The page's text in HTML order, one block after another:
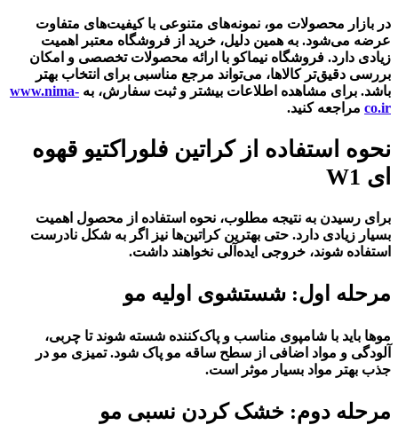
در بازار محصولات مو، نمونه‌های متنوعی با کیفیت‌های متفاوت
عرضه می‌شود. به همین دلیل، خرید از فروشگاه معتبر اهمیت
زیادی دارد. فروشگاه نیماکو با ارائه محصولات تخصصی و امکان
بررسی دقیق‌تر کالاها، می‌تواند مرجع مناسبی برای انتخاب بهتر
باشد. برای مشاهده اطلاعات بیشتر و ثبت سفارش، به www.nima-
co.ir مراجعه کنید.
نحوه استفاده از کراتین فلوراکتیو قهوه
ای W1
برای رسیدن به نتیجه مطلوب، نحوه استفاده از محصول اهمیت
بسیار زیادی دارد. حتی بهترین کراتین‌ها نیز اگر به شکل نادرست
استفاده شوند، خروجی ایده‌آلی نخواهند داشت.
مرحله اول: شستشوی اولیه مو
موها باید با شامپوی مناسب و پاک‌کننده شسته شوند تا چربی،
آلودگی و مواد اضافی از سطح ساقه مو پاک شود. تمیزی مو در
جذب بهتر مواد بسیار موثر است.
مرحله دوم: خشک کردن نسبی مو